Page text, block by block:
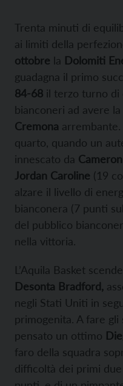
Trenta minuti di
ai limiti della
ottobre la Dolomiti
guadagna il primo
84-68 il terzo turno di
bianconeri ad avere
Cremona
quarto, quando un
innescato da
Jordan Caroline (19
alzare il livello di
bianconera (7 punti
del pubblico
nella vittoria.
L’Aquila Basket
Desonta Bradford,
negli Stati Uniti in
primogenita. A fare
pensato un ottimo
faro della squadra
difficoltà dei primi